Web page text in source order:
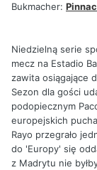
Bukmacher:
Niedzielną serie
mecz na Estadio
zawita osiągające
Sezon dla gości
podopiecznym
europejskich
Rayo przegrało
do 'Europy' się
z Madrytu nie